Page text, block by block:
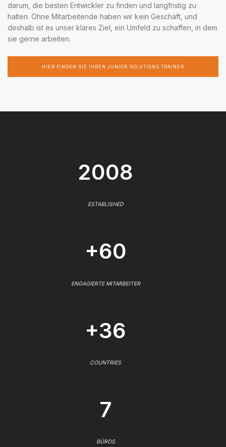
darum, die besten Entwickler zu finden und langfristig zu
halten. Ohne Mitarbeitende haben wir kein Geschäft, und
deshalb ist es unser klares Ziel, ein Umfeld zu schaffen, in dem
sie gerne arbeiten.
HIER FINDEN SIE IHREN JUNIOR SOLUTIONS TRAINER
2008
ESTABLISHED
+60
ENGAGIERTE MITARBEITER
+36
COUNTRIES
7
BÜROS